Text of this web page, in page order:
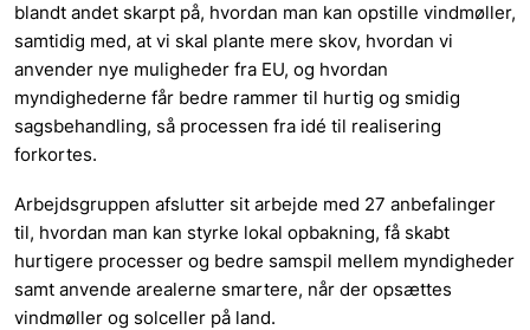
blandt andet skarpt på, hvordan man kan opstille vindmøller,
samtidig med, at vi skal plante mere skov, hvordan vi
anvender nye muligheder fra EU, og hvordan
myndighederne får bedre rammer til hurtig og smidig
sagsbehandling, så processen fra idé til realisering
forkortes.
Arbejdsgruppen afslutter sit arbejde med 27 anbefalinger
til, hvordan man kan styrke lokal opbakning, få skabt
hurtigere processer og bedre samspil mellem myndigheder
samt anvende arealerne smartere, når der opsættes
vindmøller og solceller på land.